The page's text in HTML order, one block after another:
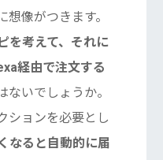
想像がつきます。
を考えて、それに
経由で注文する
ないでしょうか。
ションを必要とし
なると自動的に届